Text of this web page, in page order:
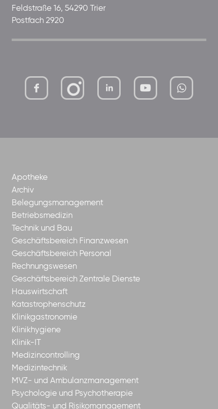
Feldstraße 16, 54290 Trier
Postfach 2920
mutterhaus-xMBTtqOwC1KKBww
Apotheke
Archiv
Belegungsmanagement
Betriebsmedizin
Technik und Bau
Geschäftsbereich Finanzwesen
Geschäftsbereich Personal
Rechnungswesen
Geschäftsbereich Zentrale Dienste
Hauswirtschaft
Katastrophenschutz
Klinikgastronomie
Klinikhygiene
Klinik-IT
Medizincontrolling
Medizintechnik
MVZ- und Ambulanzmanagement
Psychologie und Psychotherapie
Qualitäts- und Risikomanagement